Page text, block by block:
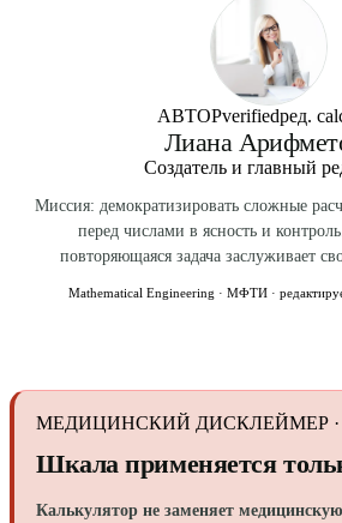
состав тела — диагноз.
АВТОРverifiedред.
Лиана
Создатель и главный
Миссия: демократизировать сложные
перед числами в ясность и
повторяющаяся задача заслуживает
Mathematical Engineering · МФТИ ·
МЕДИЦИНСКИЙ ДИСКЛЕЙМЕР ·
Шкала применяется
Калькулятор не заменяет